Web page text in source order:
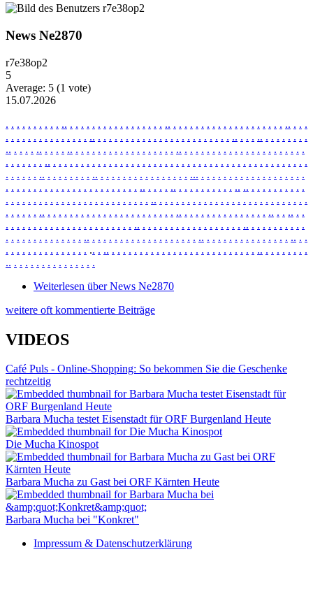
News Ne2870
r7e38op2
5
Average: 5 (1 vote)
15.07.2026
. . . . . . . . . . .. . . . . . . . . . . . . . . . . . .. . . . . . . . . . . . . . . . . . . . . .. . . .
. . . . . . . . . . . . . . . .. . . . . . . . . . . . . . . . . . . . . . . . . .. . . . .. . . . . . . . .
.. . . . . .. . . . . .. . . . . . . . . . . . . . . . . . . .. . . . . . . . . . . . . . . . . . . . . . .
. . . . . . . .. . . . . . . . . . . . . . . . . . . . . . . . . . . . . . . . . . . . . . . . . . . . . . .
. . . . . . .. . . . . . . . . .. . . . . . . . . . . . . . . . . ... . . . . . . . . . . . . . . . . . . .
. . . . . . . . . . . . . . . . . . . . . . . . .. . . . . .. . . . . . . . . . . .. .. . . . . . . . . . .
. . . . . . . . . . . . . . . . . . . . . . . . . . .. . . . . . . . . . . . . . . . . . . . . . . . . . . .
. . . . . . .. . . . . . . . . . . . . . . . . . . . . . . . .. . . . . . . . . . . . . . . . .. . . .. . .
. . . . . . . . . . . . . . . . . . . . . . . .. . . . . . . . . . . . . . . . . . . .. . . . . . . . . . .
. . . . . . . . . . . . . . .. . . . . . . . . . . . . . . . . . . . .. . . . . . . . . . . . . . . . .. . .
. . . . . . . . . . . . . . . .. . .. . . . . . . . . . . . . . . . . . . . . . . . . . . .. . . . . . . . .
.. . . . . . . . . . . . . . . .
Weiterlesen über News Ne2870
weitere oft kommentierte Beiträge
VIDEOS
Café Puls - Online-Shopping: So bekommen Sie die Geschenke
rechtzeitig
Barbara Mucha testet Eisenstadt für ORF Burgenland Heute
Die Mucha Kinospot
Barbara Mucha zu Gast bei ORF Kärnten Heute
Barbara Mucha bei "Konkret"
Impressum & Datenschutzerklärung